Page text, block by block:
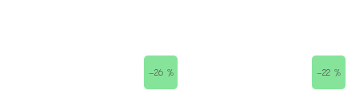
–26 % –22 %